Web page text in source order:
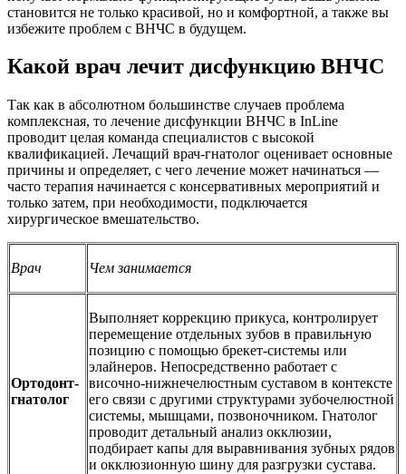
становится не только красивой, но и комфортной, а также вы
избежите проблем с ВНЧС в будущем.
Какой врач лечит дисфункцию ВНЧС
Так как в абсолютном большинстве случаев проблема
комплексная, то лечение дисфункции ВНЧС в InLine
проводит целая команда специалистов с высокой
квалификацией. Лечащий врач-гнатолог оценивает основные
причины и определяет, с чего лечение может начинаться —
часто терапия начинается с консервативных мероприятий и
только затем, при необходимости, подключается
хирургическое вмешательство.
Врач Чем занимается
Ортодонт-
гнатолог
Выполняет коррекцию прикуса, контролирует
перемещение отдельных зубов в правильную
позицию с помощью брекет-системы или
элайнеров. Непосредственно работает с
височно-нижнечелюстным суставом в контексте
его связи с другими структурами зубочелюстной
системы, мышцами, позвоночником. Гнатолог
проводит детальный анализ окклюзии,
подбирает капы для выравнивания зубных рядов
и окклюзионную шину для разгрузки сустава.